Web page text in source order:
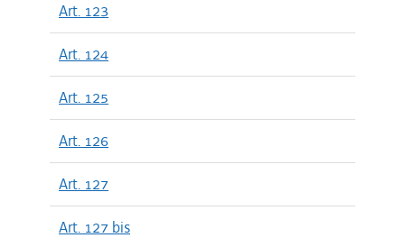
Art. 123
Art. 124
Art. 125
Art. 126
Art. 127
Art. 127 bis